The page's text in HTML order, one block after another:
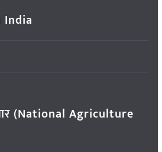
(National Agriculture